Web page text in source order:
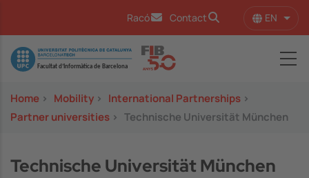
Racó Contact EN List
Image
Home > Mobility > International Partnerships >
Partner universities > Technische Universität München
Technische Universität München